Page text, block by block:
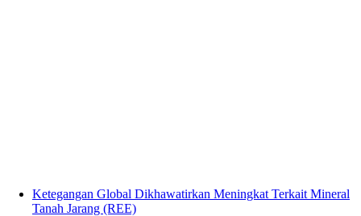
Ketegangan Global Dikhawatirkan Meningkat Terkait Mineral
Tanah Jarang (REE)